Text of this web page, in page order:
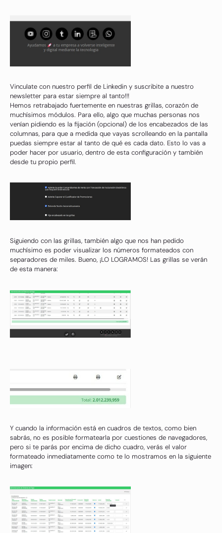
Vinculate con nuestro perfil de Linkedin y suscribite a nuestro
newsletter para estar siempre al tanto!!!
Hemos retrabajado fuertemente en nuestras grillas, corazón de
muchísimos módulos. Para ello, algo que muchas personas nos
venían pidiendo es la fijación (opcional) de los encabezados de las
columnas, para que a medida que vayas scrolleando en la pantalla
puedas siempre estar al tanto de qué es cada dato. Esto lo vas a
poder hacer por usuario, dentro de esta configuración y también
desde tu propio perfil.
Siguiendo con las grillas, también algo que nos han pedido
muchísimo es poder visualizar los números formateados con
separadores de miles. Bueno, ¡LO LOGRAMOS! Las grillas se verán
de esta manera:
Y cuando la información está en cuadros de textos, como bien
sabrás, no es posible formatearla por cuestiones de navegadores,
pero si te parás por encima de dicho cuadro, verás el valor
formateado inmediatamente como te lo mostramos en la siguiente
imagen: